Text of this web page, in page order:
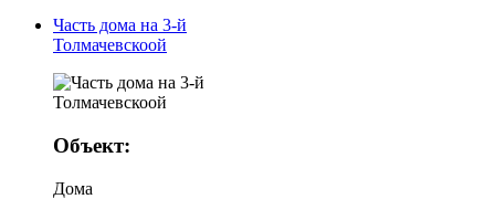
Часть дома на 3-й
Толмачевскоой
Объект:
Дома